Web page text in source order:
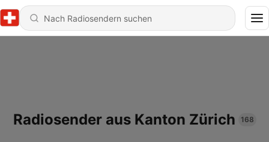
Radiosender aus Kanton Zürich 168